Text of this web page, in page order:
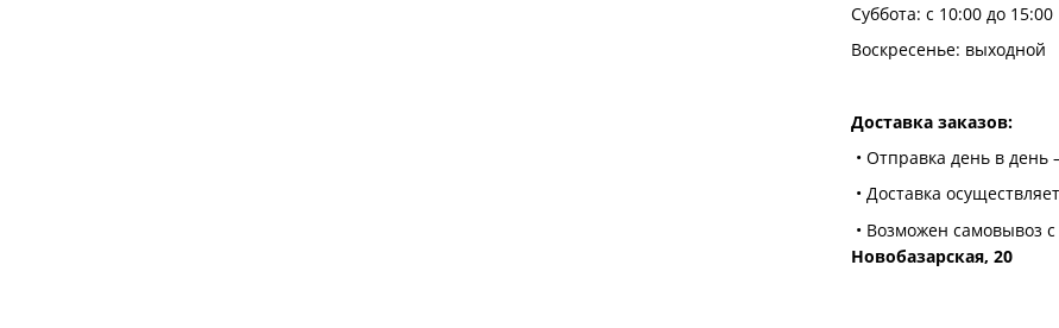
Суббота: с 10:00 до 15:00
Воскресенье: выходной
Доставка заказов:
• Отправка день в
• Доставка
• Возможен самовывоз
Новобазарская, 20